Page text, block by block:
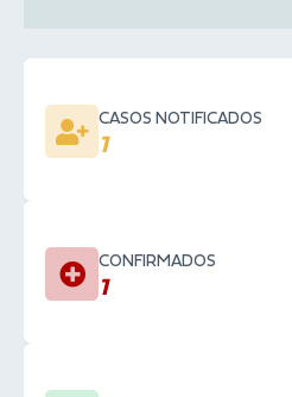
CASOS NOTIFICADOS
1
CONFIRMADOS
1